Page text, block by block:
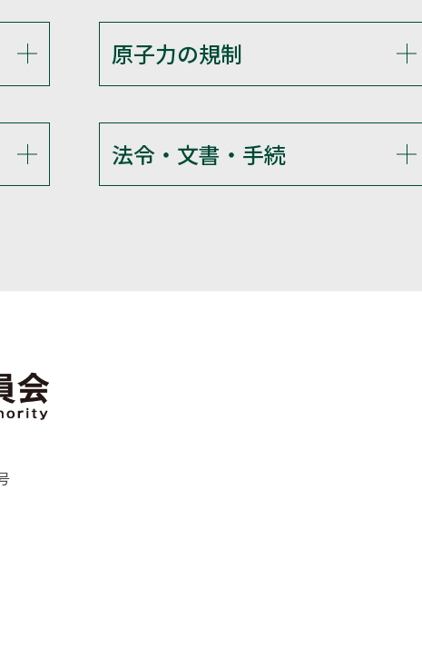
原子力の規制
法令・文書・手続